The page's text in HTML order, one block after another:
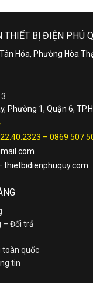
THIẾT BỊ ĐIỆN PHÚ
Hóa, Phường Hòa
Phường 1, Quận 6,
– 0869 507
thietbidienphuquy.com
– Đổi trả
toàn quốc
tin